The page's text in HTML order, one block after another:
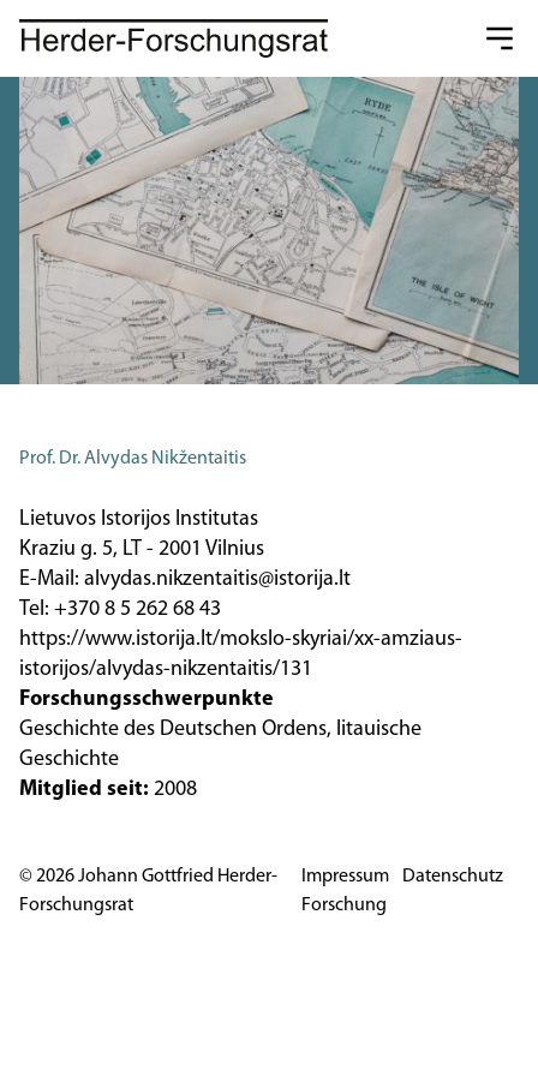
Prof. Dr. Alvydas Nikžentaitis
Lietuvos Istorijos Institutas
Kraziu g. 5, LT - 2001 Vilnius
E-Mail: alvydas.nikzentaitis@istorija.lt
Tel: +370 8 5 262 68 43
https://www.istorija.lt/mokslo-skyriai/xx-amziaus-
istorijos/alvydas-nikzentaitis/131
Forschungsschwerpunkte
Geschichte des Deutschen Ordens, litauische
Geschichte
Mitglied seit: 2008
© 2026 Johann Gottfried Herder-
Forschungsrat
Impressum
Datenschutz
Forschung